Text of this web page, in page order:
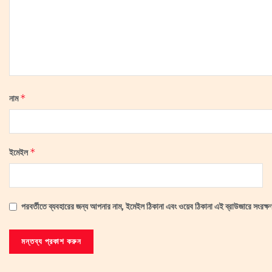
নাম*
ইমেইল*
পরবর্তীতে ব্যবহারের জন্য আপনার নাম, ইমেইল ঠিকানা এবং ওয়েব ঠিকানা এই ব্রাউজারে